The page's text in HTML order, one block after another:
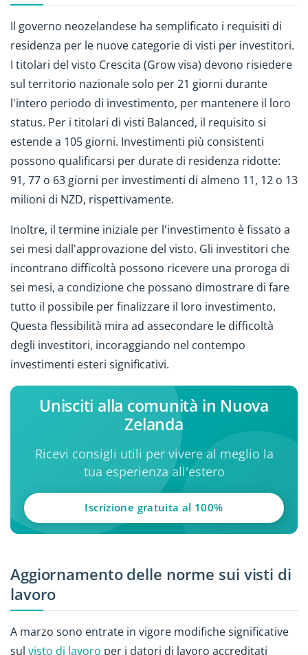
Il governo neozelandese ha semplificato i requisiti di
residenza per le nuove categorie di visti per investitori.
I titolari del visto Crescita (Grow visa) devono risiedere
sul territorio nazionale solo per 21 giorni durante
l'intero periodo di investimento, per mantenere il loro
status. Per i titolari di visti Balanced, il requisito si
estende a 105 giorni. Investimenti più consistenti
possono qualificarsi per durate di residenza ridotte:
91, 77 o 63 giorni per investimenti di almeno 11, 12 o 13
milioni di NZD, rispettivamente.
Inoltre, il termine iniziale per l'investimento è fissato a
sei mesi dall'approvazione del visto. Gli investitori che
incontrano difficoltà possono ricevere una proroga di
sei mesi, a condizione che possano dimostrare di fare
tutto il possibile per finalizzare il loro investimento.
Questa flessibilità mira ad assecondare le difficoltà
degli investitori, incoraggiando nel contempo
investimenti esteri significativi.
Unisciti alla comunità in Nuova
Zelanda
Ricevi consigli utili per vivere al meglio la
tua esperienza all'estero
Iscrizione gratuita al 100%
Aggiornamento delle norme sui visti di
lavoro
A marzo sono entrate in vigore modifiche significative
sul visto di lavoro per i datori di lavoro accreditati